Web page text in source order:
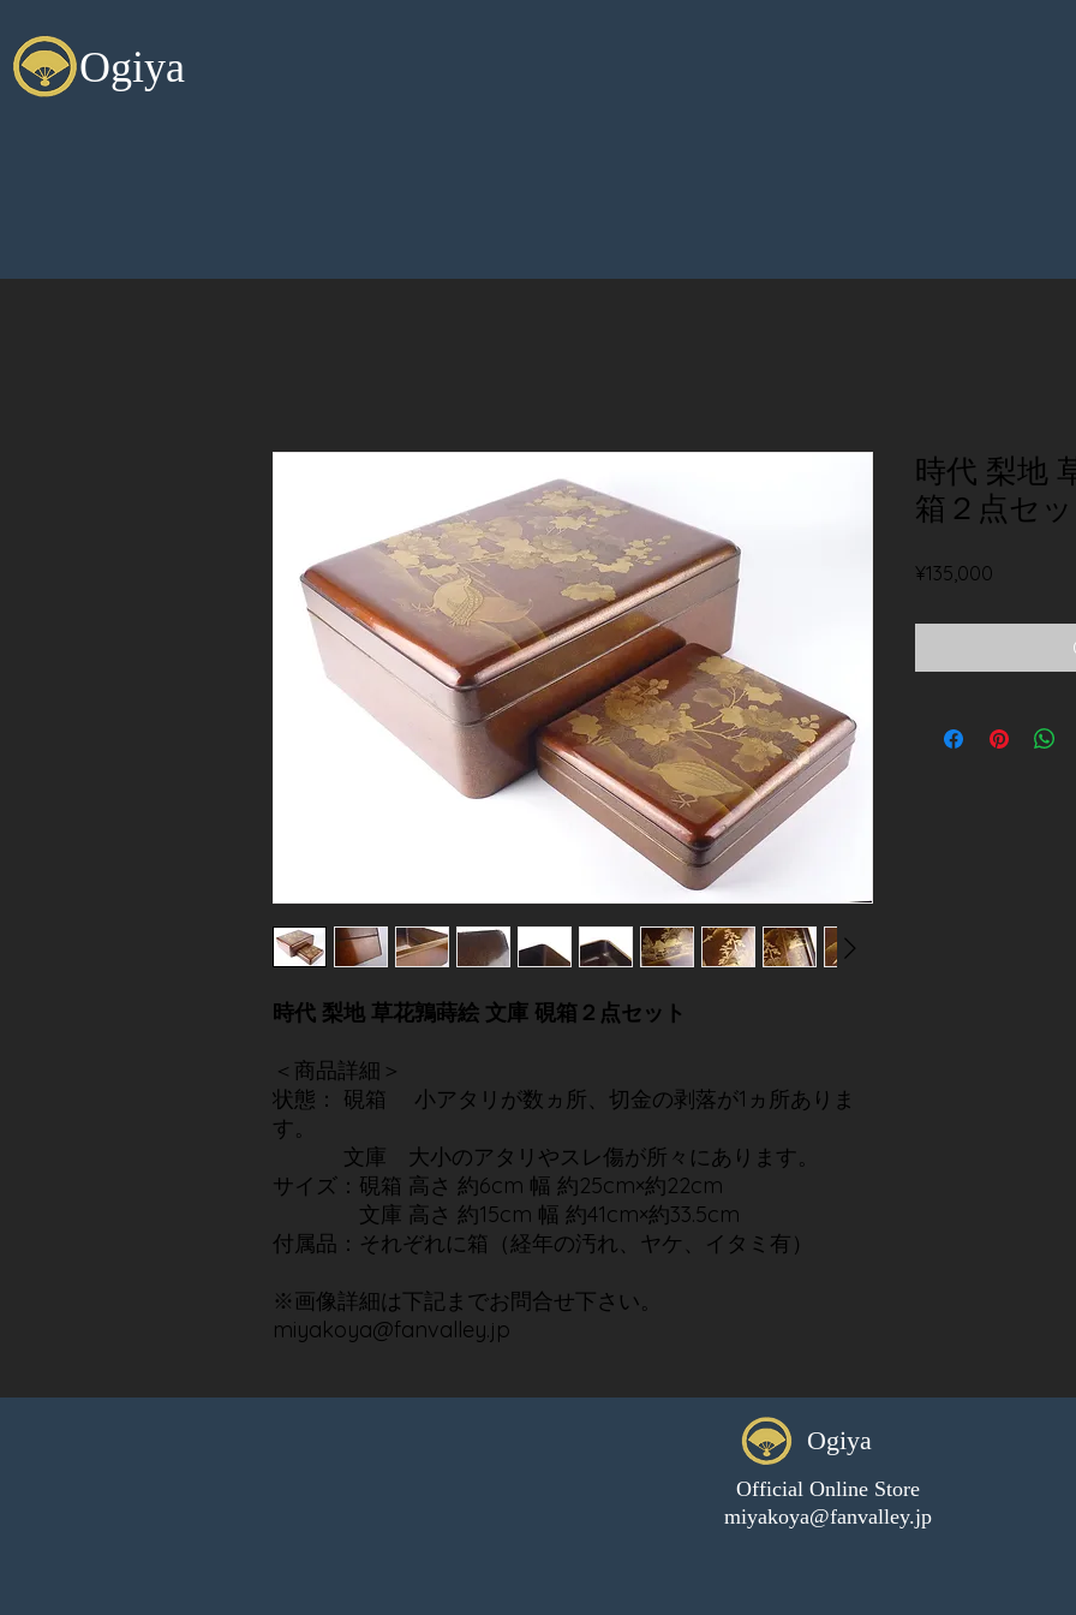
Ogiya
時代 梨地 草花鶉蒔絵 文庫 硯箱２点セット
＜商品詳細＞
状態： 硯箱 小アタリが数ヵ所、切金の剥落が1ヵ所ありま
す。
文庫 大小のアタリやスレ傷が所々にあります。
サイズ：硯箱 高さ 約6cm 幅 約25cm×約22cm
文庫 高さ 約15cm 幅 約41cm×約33.5cm
付属品：それぞれに箱（経年の汚れ、ヤケ、イタミ有）
※画像詳細は下記までお問合せ下さい。
miyakoya@fanvalley.jp
時代 梨地
箱２点セッ
¥135,000
Official Online Store
Ogiya
miyakoya@fanvalley.jp